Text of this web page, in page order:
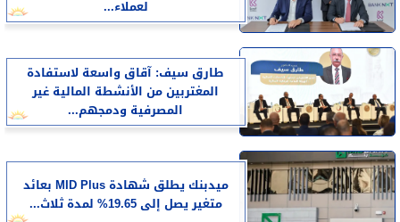
لعملاء...
طارق سيف: آقاق واسعة لاستفادة
المغتربين من الأنشطة المالية غير
المصرفية ودمجهم...
ميدبنك يطلق شهادة MID Plus بعائد
متغير يصل إلى 19.65% لمدة ثلاث...